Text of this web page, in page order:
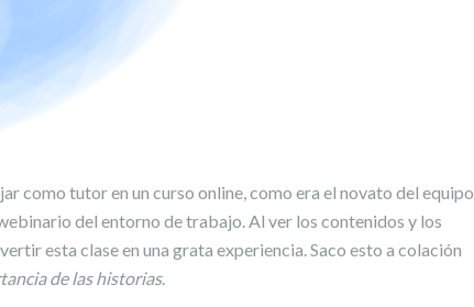
como tutor en un curso online, como era el novato del equipo
del entorno de trabajo. Al ver los contenidos y los
esta clase en una grata experiencia. Saco esto a colación
de las historias.